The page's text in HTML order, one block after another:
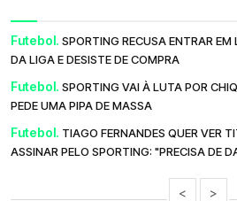
Futebol. SPORTING RECUSA ENTRAR EM
DA LIGA E DESISTE DE COMPRA
Futebol. SPORTING VAI À LUTA POR
PEDE UMA PIPA DE MASSA
Futebol. TIAGO FERNANDES QUER VER
ASSINAR PELO SPORTING: "PRECISA DE
< >